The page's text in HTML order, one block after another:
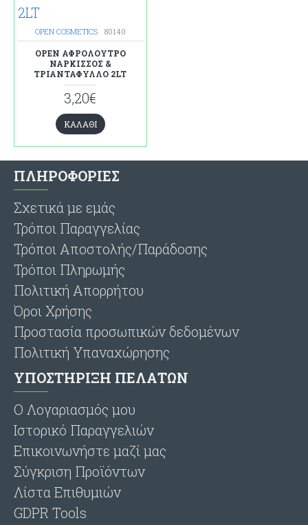
OPEN COSMETICS 80140
OPEN ΑΦΡΟΛΟΥΤΡΟ
ΝΑΡΚΙΣΣΟΣ &
ΤΡΙΑΝΤΑΦΥΛΛΟ 2LT
3,20€
ΚΑΛΆΘΙ
ΠΛΗΡΟΦΟΡΙΕΣ
Σχετικά με εμάς
Τρόποι Παραγγελίας
Τρόποι Αποστολής/Παράδοσης
Τρόποι Πληρωμής
Πολιτική Απορρήτου
Όροι Χρήσης
Προστασία προσωπικών δεδομένων
Πολιτική Υπαναχώρησης
ΥΠΟΣΤΗΡΙΞΗ ΠΕΛΑΤΩΝ
O Λογαριασμός μου
Ιστορικό Παραγγελιών
Επικοινωνήστε μαζί μας
Σύγκριση Προϊόντων
Λίστα Επιθυμιών
GDPR Tools